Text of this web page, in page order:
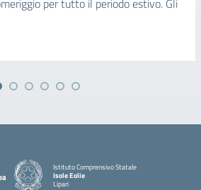
per tutto il periodo estivo. Gli
Istituto Comprensivo Statale
Isole Eolie
Lipari